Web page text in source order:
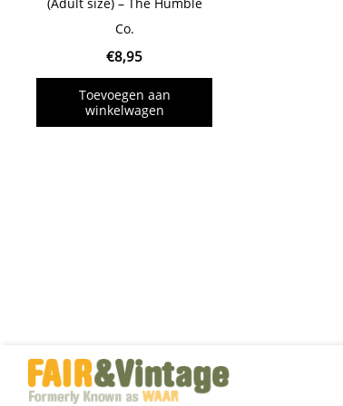
Co.
€8,95
Toevoegen aan
winkelwagen